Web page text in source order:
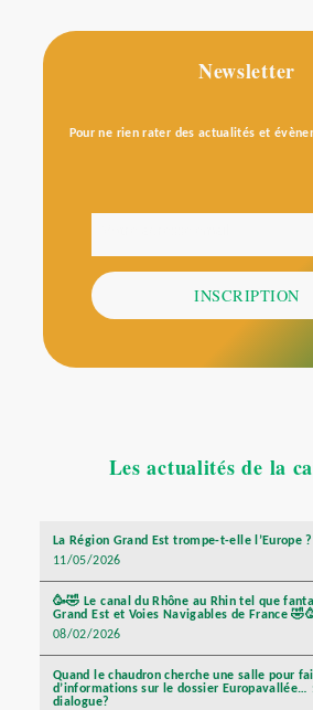
Newsletter
Pour ne rien rater des actualités et
INSCRIPTION
Les actualités de la
La Région Grand Est trompe-t-elle l’Europe ?
11/05/2026
🥳🤣 Le canal du Rhône au Rhin tel que
Grand Est et Voies Navigables de France
08/02/2026
Quand le chaudron cherche une salle pour
d’informations sur le dossier Europavallée…
dialogue?